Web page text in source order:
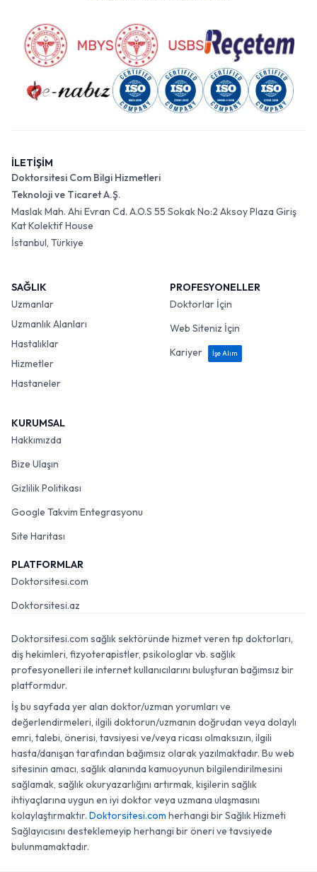
İLETİŞİM
Doktorsitesi Com Bilgi Hizmetleri
Teknoloji ve Ticaret A.Ş.
Maslak Mah. Ahi Evran Cd. A.O.S 55 Sokak No:2 Aksoy Plaza Giriş
Kat Kolektif House
İstanbul, Türkiye
SAĞLIK
Uzmanlar
Uzmanlık Alanları
Hastalıklar
Hizmetler
Hastaneler
PROFESYONELLER
Doktorlar İçin
Web Siteniz İçin
Kariyer
İşe Alım
KURUMSAL
Hakkımızda
Bize Ulaşın
Gizlilik Politikası
Google Takvim Entegrasyonu
Site Haritası
PLATFORMLAR
Doktorsitesi.com
Doktorsitesi.az
Doktorsitesi.com sağlık sektöründe hizmet veren tıp doktorları,
diş hekimleri, fizyoterapistler, psikologlar vb. sağlık
profesyonelleri ile internet kullanıcılarını buluşturan bağımsız bir
platformdur.
İş bu sayfada yer alan doktor/uzman yorumları ve
değerlendirmeleri, ilgili doktorun/uzmanın doğrudan veya dolaylı
emri, talebi, önerisi, tavsiyesi ve/veya ricası olmaksızın, ilgili
hasta/danışan tarafından bağımsız olarak yazılmaktadır. Bu web
sitesinin amacı, sağlık alanında kamuoyunun bilgilendirilmesini
sağlamak, sağlık okuryazarlığını artırmak, kişilerin sağlık
ihtiyaçlarına uygun en iyi doktor veya uzmana ulaşmasını
kolaylaştırmaktır. Doktorsitesi.com herhangi bir Sağlık Hizmeti
Sağlayıcısını desteklemeyip herhangi bir öneri ve tavsiyede
bulunmamaktadır.